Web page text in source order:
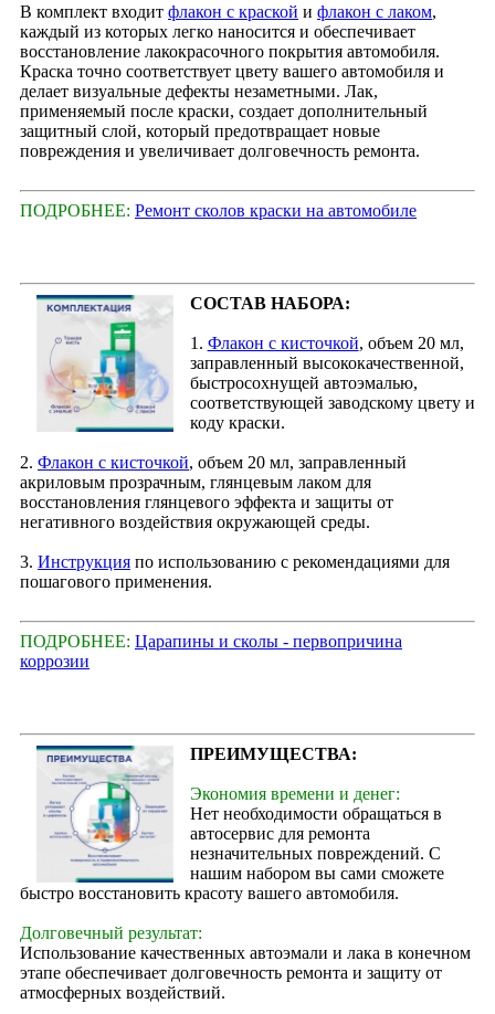
В комплект входит флакон с краской и флакон с лаком,
каждый из которых легко наносится и обеспечивает
восстановление лакокрасочного покрытия автомобиля.
Краска точно соответствует цвету вашего автомобиля и
делает визуальные дефекты незаметными. Лак,
применяемый после краски, создает дополнительный
защитный слой, который предотвращает новые
повреждения и увеличивает долговечность ремонта.
ПОДРОБНЕЕ: Ремонт сколов краски на автомобиле
СОСТАВ НАБОРА:
1. Флакон с кисточкой, объем 20 мл,
заправленный высококачественной,
быстросохнущей автоэмалью,
соответствующей заводскому цвету и
коду краски.
2. Флакон с кисточкой, объем 20 мл, заправленный
акриловым прозрачным, глянцевым лаком для
восстановления глянцевого эффекта и защиты от
негативного воздействия окружающей среды.
3. Инструкция по использованию с рекомендациями для
пошагового применения.
ПОДРОБНЕЕ: Царапины и сколы - первопричина
коррозии
ПРЕИМУЩЕСТВА:
Экономия времени и денег:
Нет необходимости обращаться в
автосервис для ремонта
незначительных повреждений. С
нашим набором вы сами сможете
быстро восстановить красоту вашего автомобиля.
Долговечный результат:
Использование качественных автоэмали и лака в конечном
этапе обеспечивает долговечность ремонта и защиту от
атмосферных воздействий.